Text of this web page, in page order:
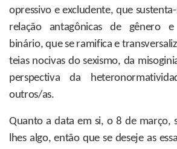
opressivo e excludente, que
relação antagônicas de gênero
binário, que se ramifica e
teias nocivas do sexismo, da
perspectiva da
outros/as.
Quanto a data em si, o 8 de março,
lhes algo, então que se deseje as